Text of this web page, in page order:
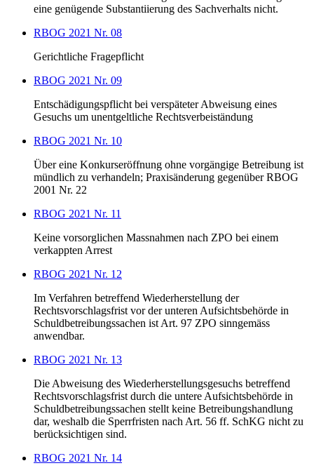
eine genügende Substantiierung des Sachverhalts nicht.
RBOG 2021 Nr. 08
Gerichtliche Fragepflicht
RBOG 2021 Nr. 09
Entschädigungspflicht bei verspäteter Abweisung eines
Gesuchs um unentgeltliche Rechtsverbeiständung
RBOG 2021 Nr. 10
Über eine Konkurseröffnung ohne vorgängige Betreibung ist
mündlich zu verhandeln; Praxisänderung gegenüber RBOG
2001 Nr. 22
RBOG 2021 Nr. 11
Keine vorsorglichen Massnahmen nach ZPO bei einem
verkappten Arrest
RBOG 2021 Nr. 12
Im Verfahren betreffend Wiederherstellung der
Rechtsvorschlagsfrist vor der unteren Aufsichtsbehörde in
Schuldbetreibungssachen ist Art. 97 ZPO sinngemäss
anwendbar.
RBOG 2021 Nr. 13
Die Abweisung des Wiederherstellungsgesuchs betreffend
Rechtsvorschlagsfrist durch die untere Aufsichtsbehörde in
Schuldbetreibungssachen stellt keine Betreibungshandlung
dar, weshalb die Sperrfristen nach Art. 56 ff. SchKG nicht zu
berücksichtigen sind.
RBOG 2021 Nr. 14